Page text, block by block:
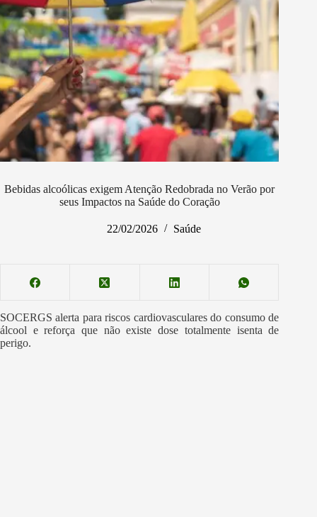
Bebidas alcoólicas exigem Atenção Redobrada no Verão por
seus Impactos na Saúde do Coração
22/02/2026 Saúde
SOCERGS alerta para riscos cardiovasculares do consumo de
álcool e reforça que não existe dose totalmente isenta de
perigo.